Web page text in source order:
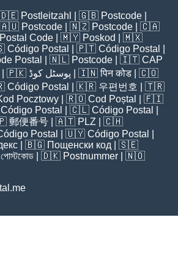
🇩🇪 Postleitzahl | 🇬🇧 Postcode
🇦🇺 Postcode | 🇳🇿 Postcode | 🇨🇦
Postal Code | 🇲🇾 Poskod
| 🇲🇽
Código Postal | 🇵🇹 Código Postal
Postal | 🇳🇱 Postcode | 🇮🇹 CAP
| 🇵🇰 پوسٹل کوڈ | 🇮🇳पिन कोड | 🇨🇴
Código Postal | 🇰🇷 우편번호
| 🇹🇷
Pocztowy | 🇷🇴 Cod Poștal
| 🇫🇮
Código Postal | 🇨🇱 Código Postal
郵便番号 | 🇦🇹 PLZ | 🇨🇭
Postal | 🇺🇾 Código Postal
| 🇧🇬 Пощенски код | 🇸🇪
পোস্টকোড | 🇩🇰 Postnummer | 🇳🇴